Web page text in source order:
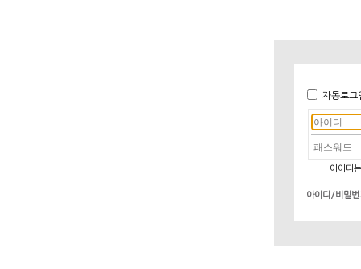
자동로그
아이디
아이디/비밀번